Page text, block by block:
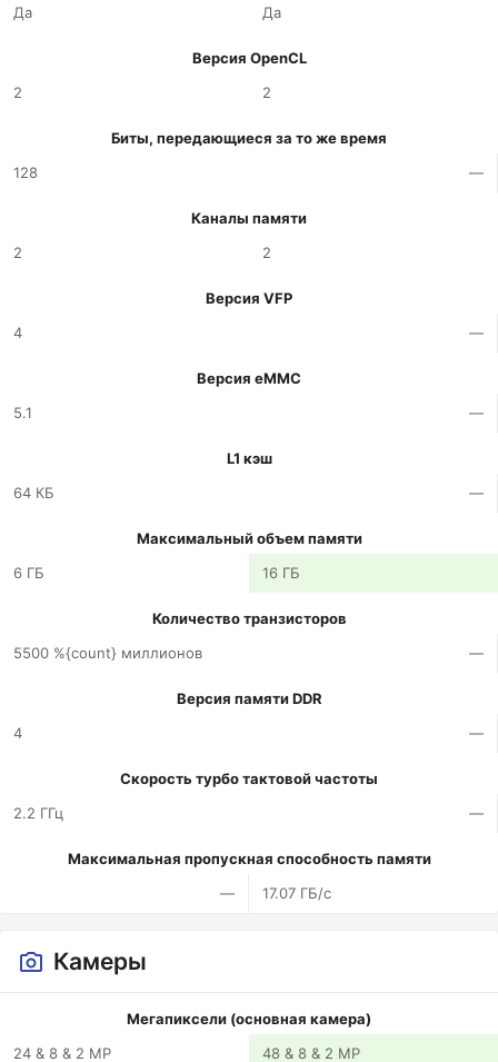
Да
Да
Версия OpenCL
2
2
Биты, передающиеся за то же время
128
—
Каналы памяти
2
2
Версия VFP
4
—
Версия eMMC
5.1
—
L1 кэш
64 КБ
—
Максимальный объем памяти
6 ГБ
16 ГБ
Количество транзисторов
5500 %{count} миллионов
—
Версия памяти DDR
4
—
Скорость турбо тактовой частоты
2.2 ГГц
—
Максимальная пропускная способность памяти
—
17.07 ГБ/с
Камеры
Мегапиксели (основная камера)
24 & 8 & 2 MP
48 & 8 & 2 MP